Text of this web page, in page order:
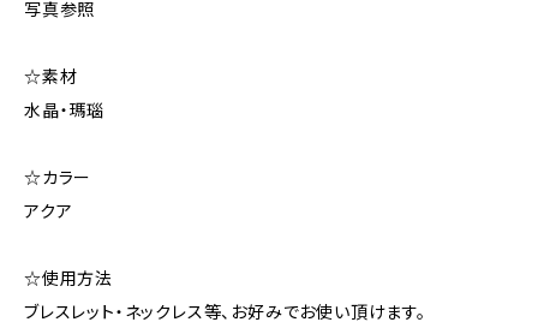
写真参照
☆素材
水晶・瑪瑙
☆カラー
アクア
☆使用方法
ブレスレット・ネックレス等、お好みでお使い頂けます。